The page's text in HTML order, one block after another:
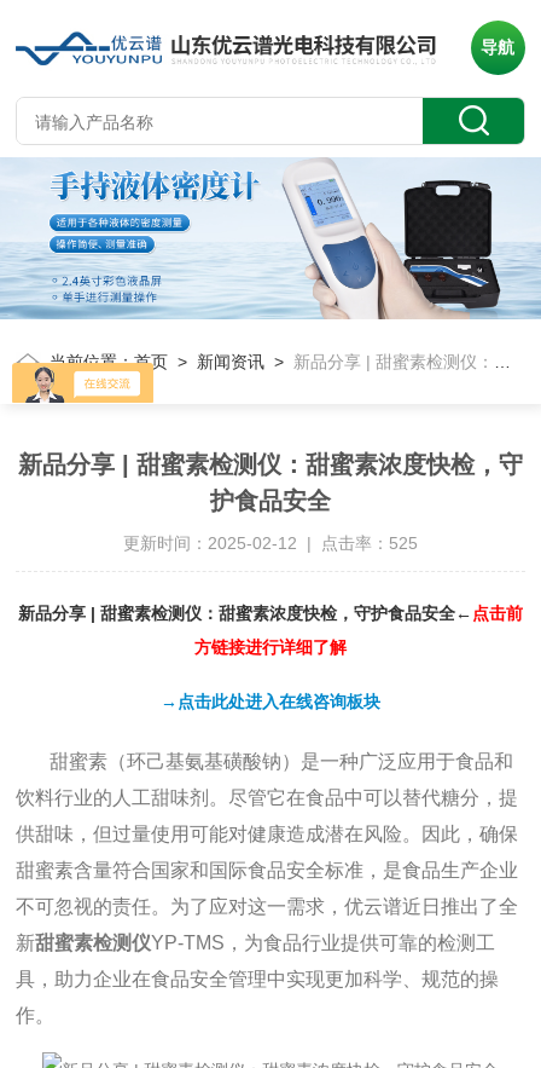
导航
当前位置：首页 > 新闻资讯 > 新品分享 | 甜蜜素检测仪：甜蜜素浓度快检，守护食品安全
新品分享 | 甜蜜素检测仪：甜蜜素浓度快检，守
护食品安全
更新时间：2025-02-12 | 点击率：525
新品分享 | 甜蜜素检测仪：甜蜜素浓度快检，守护食品安全← 点击前
方链接进行详细了解
→点击此处进入在线咨询板块
甜蜜素（环己基氨基磺酸钠）是一种广泛应用于食品和
饮料行业的人工甜味剂。尽管它在食品中可以替代糖分，提
供甜味，但过量使用可能对健康造成潜在风险。因此，确保
甜蜜素含量符合国家和国际食品安全标准，是食品生产企业
不可忽视的责任。为了应对这一需求，优云谱近日推出了全
新甜蜜素检测仪YP-TMS ，为食品行业提供可靠的检测工
具，助力企业在食品安全管理中实现更加科学、规范的操
作。